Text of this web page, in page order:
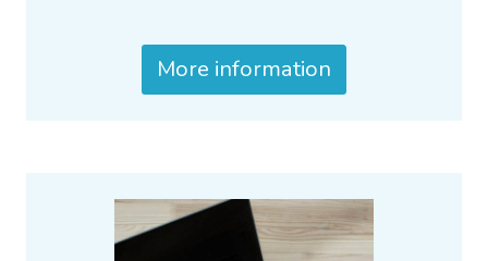
More information